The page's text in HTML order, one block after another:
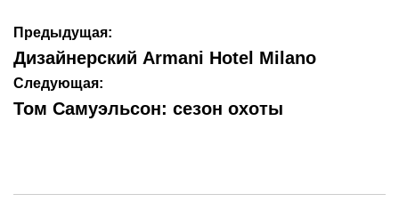
Навигация
по
записям
Предыдущая:
Дизайнерский Armani Hotel Milano
Следующая:
Том Самуэльсон: сезон охоты